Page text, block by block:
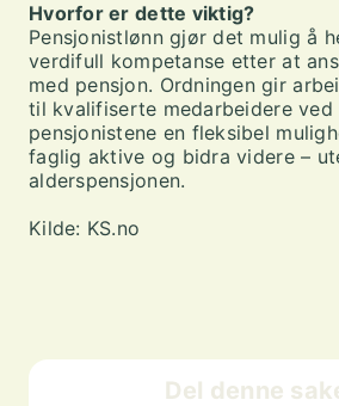
Hvorfor er dette viktig?
Pensjonistlønn gjør det mulig å
verdifull kompetanse etter at
med pensjon. Ordningen gir
til kvalifiserte medarbeidere ved
pensjonistene en fleksibel
faglig aktive og bidra videre –
alderspensjonen.
Kilde: KS.no
Del denne